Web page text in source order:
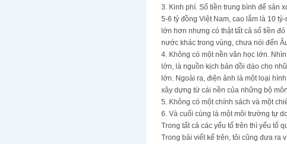
3. Kinh phí. Số tiền trung bình để sản
5-6 tỷ đồng Việt Nam, cao lắm là 10
lớn hơn nhưng có thật tất cả số tiền
nước khác trong vùng, chưa nói đến
4. Không có một nền văn học lớn.
lớn, là nguồn kịch bản dồi dào cho
lớn. Ngoài ra, điện ảnh là một loại
xây dựng từ cái nền của những bộ
5. Không có một chính sách và một
6. Và cuối cùng là một môi trường tự
Trong tất cả các yếu tố trên thì yếu tố
Trong bải viết kể trên, tôi cũng đưa ra